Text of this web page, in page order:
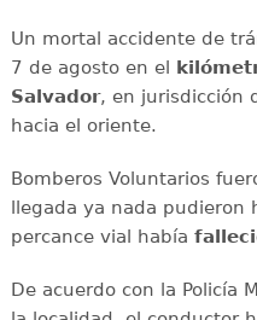
Un mortal accidente de
7 de agosto en el
Salvador, en jurisdicción
hacia el oriente.
Bomberos Voluntarios
llegada ya nada pudieron
percance vial había
De acuerdo con la Policía